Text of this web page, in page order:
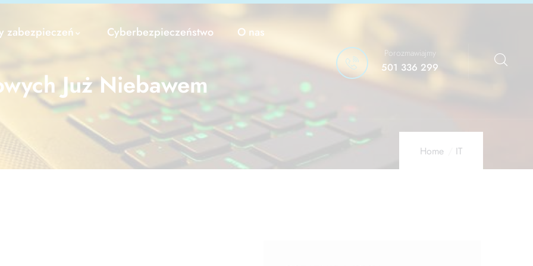
zabezpieczeń Cyberbezpieczeństwo O nas
Porozmawiajmy
501 336 299
Już Niebawem
Home IT